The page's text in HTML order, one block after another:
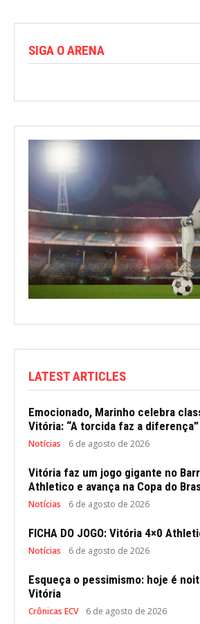
SIGA O ARENA
LATEST ARTICLES
Emocionado, Marinho celebra
Vitória: “A torcida faz a diferença”
Notícias 6 de agosto de 2026
Vitória faz um jogo gigante no
Athletico e avança na Copa do
Notícias 6 de agosto de 2026
FICHA DO JOGO: Vitória 4×0
Notícias 6 de agosto de 2026
Esqueça o pessimismo: hoje é
Vitória
Crônicas ECV 6 de agosto de 2026